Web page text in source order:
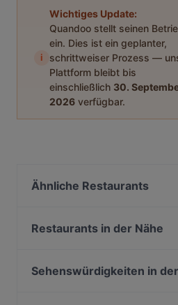
i
Wichtiges Update:
Quandoo stellt seinen
ein. Dies ist ein geplanter,
schrittweiser Prozess —
Plattform bleibt bis
einschließlich 30.
2026 verfügbar.
Ähnliche Restaurants
Senkoi-Sushi
Restaurants in der Nähe
UKitchen
Sehenswürdigkeiten in